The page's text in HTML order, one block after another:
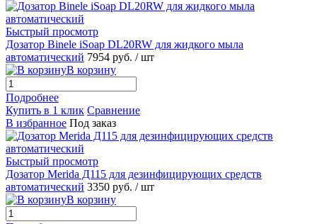
Быстрый просмотр
Дозатор Binele iSoap DL20RW для жидкого мыла
автоматический 7954 руб. / шт
В корзину
Подробнее
Купить в 1 клик Сравнение
В избранное Под заказ
Быстрый просмотр
Дозатор Merida Д115 для дезинфицирующих средств
автоматический 3350 руб. / шт
В корзину